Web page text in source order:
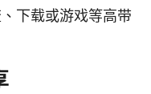
下载或游戏等高带